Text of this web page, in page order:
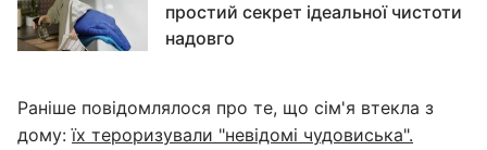
простий секрет ідеальної чистоти
надовго
Раніше повідомлялося про те, що сім'я втекла з
дому:їх тероризували "невідомі чудовиська".